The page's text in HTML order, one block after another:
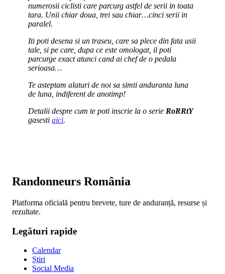
numerosii ciclisti care parcurg astfel de serii in toata
tara. Unii chiar doua, trei sau chiar…cinci serii in
paralel.
Iti poti desena si un traseu, care sa plece din fata usii
tale, si pe care, dupa ce este omologat, il poti
parcurge exact atunci cand ai chef de o pedala
serioasa…
Te asteptam alaturi de noi sa simti anduranta luna
de luna, indiferent de anotimp!
Detalii despre cum te poti inscrie la o serie RoRRtY
gasesti aici.
Randonneurs România
Platforma oficială pentru brevete, ture de anduranță, resurse și
rezultate.
Legături rapide
Calendar
Știri
Social Media